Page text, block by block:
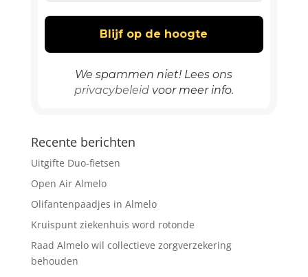
We spammen niet! Lees ons
privacybeleidvoor meer info.
Recente berichten
Uitgifte Duo-fietsen
Open Air Almelo
Olifantenpaadjes in Almelo
Kruispunt ziekenhuis word rotonde
Raad Almelo wil collectieve zorgverzekering
behouden